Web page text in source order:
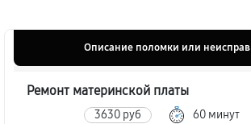
Описание поломки или
Ремонт материнской платы
3630 руб 60 минут